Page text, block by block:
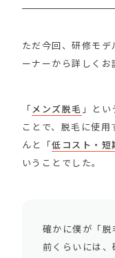
ただ今回、研修モ
ーナーから詳しく
「メンズ脱毛 」と
ことで、脱毛に使
んと「低コスト・短
いうことでした。
確かに僕が「
前くらいには